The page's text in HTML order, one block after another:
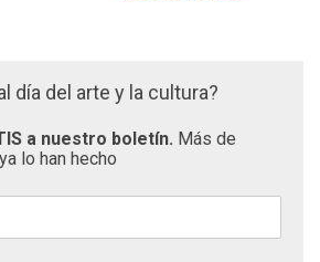
día del arte y la cultura?
a nuestro boletín. Más de
lo han hecho